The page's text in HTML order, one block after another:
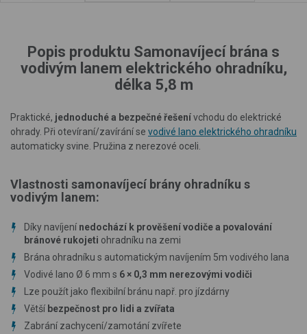
Popis produktu Samonavíjecí brána s
vodivým lanem elektrického ohradníku,
délka 5,8 m
Praktické, jednoduché a bezpečné řešenívchodu do elektrické
ohrady. Při otevíraní/zavírání se vodivé lano elektrického ohradníku
automaticky svine. Pružina z nerezové oceli.
Vlastnosti samonavíjecí brány ohradníku s
vodivým lanem:
Díky navíjení nedochází k prověšení vodiče a povalování
bránové rukojeti ohradníku na zemi
Brána ohradníku s automatickým navíjením 5m vodivého lana
Vodivé lano Ø 6 mm s 6 × 0,3 mm nerezovými vodiči
Lze použít jako flexibilní bránu např. pro jízdárny
Větší bezpečnost pro lidi a zvířata
Zabrání zachycení/zamotání zvířete